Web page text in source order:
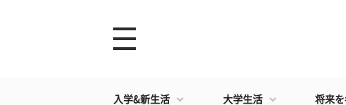
入学&新生活 大学生活 将来